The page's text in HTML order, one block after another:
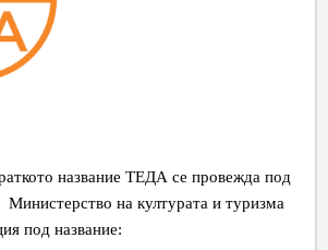
название ТЕДА се провежда под
на културата и туризма
под название: